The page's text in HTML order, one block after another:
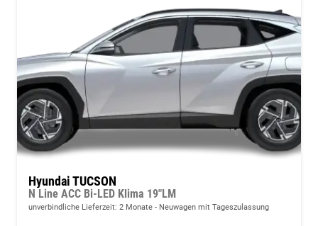
Hyundai TUCSON
N Line ACC Bi-LED Klima 19"LM
unverbindliche Lieferzeit: 2 Monate Neuwagen mit Tageszulassung